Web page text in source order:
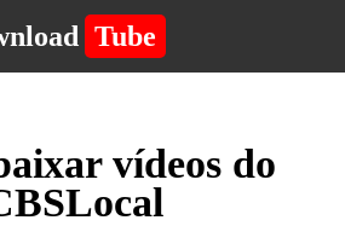
Tube
vídeos do